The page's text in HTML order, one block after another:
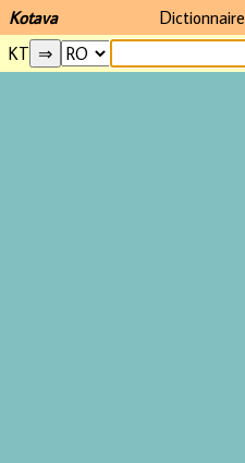
Kotava
Dictionnaire
KT